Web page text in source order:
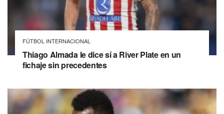
FÚTBOL INTERNACIONAL
Thiago Almada le dice sí a River Plate en un
fichaje sin precedentes